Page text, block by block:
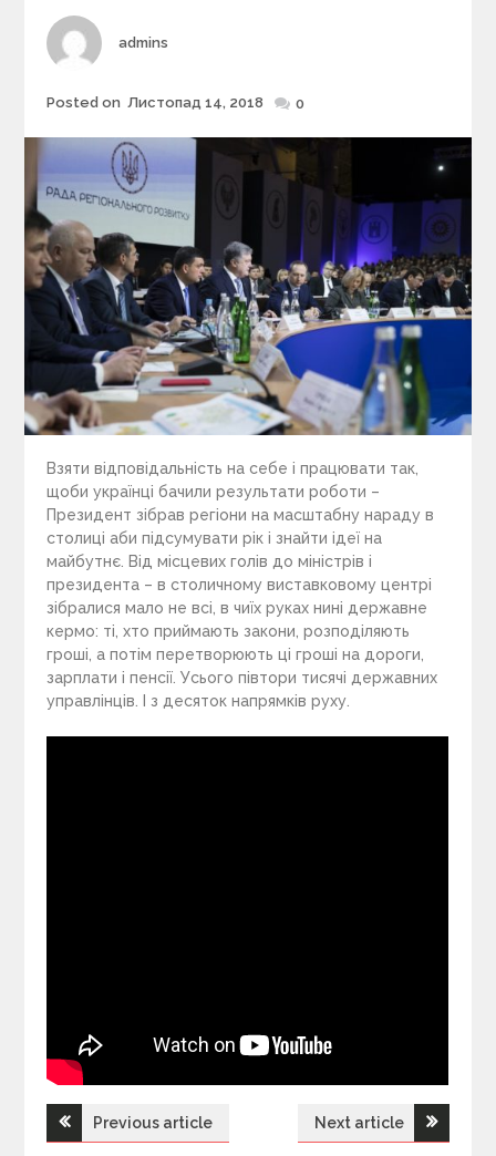
i
e
Author
admins
Posted
Posted on Листопад 14, 2018 0
Взяти відповідальність на себе і працювати так,
щоби українці бачили результати роботи –
Президент зібрав регіони на масштабну нараду в
столиці аби підсумувати рік і знайти ідеї на
майбутнє. Від місцевих голів до міністрів і
президента – в столичному виставковому центрі
зібралися мало не всі, в чиїх руках нині державне
кермо: ті, хто приймають закони, розподіляють
гроші, а потім перетворюють ці гроші на дороги,
зарплати і пенсії. Усього півтори тисячі державних
управлінців. І з десяток напрямків руху.
Н
Previous article Next article